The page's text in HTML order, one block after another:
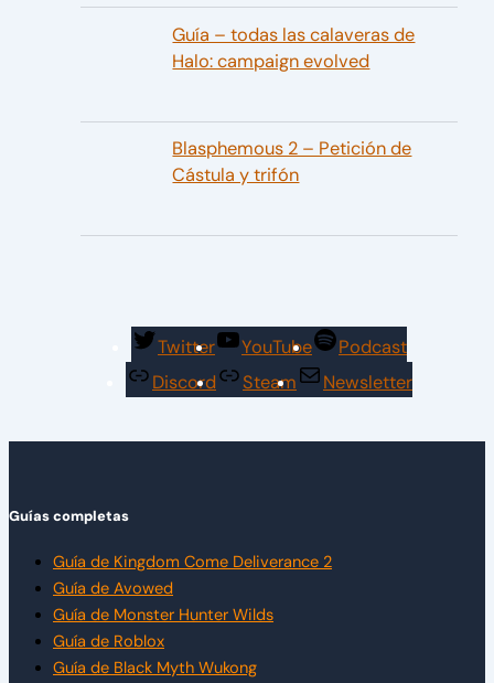
Guía – todas las calaveras de
Halo: campaign evolved
Blasphemous 2 – Petición de
Cástula y trifón
Twitter YouTube
Podcast
Discord
Steam Newsletter
Guías completas
Guía de Kingdom Come Deliverance 2
Guía de Avowed
Guía de Monster Hunter Wilds
Guía de Roblox
Guía de Black Myth Wukong